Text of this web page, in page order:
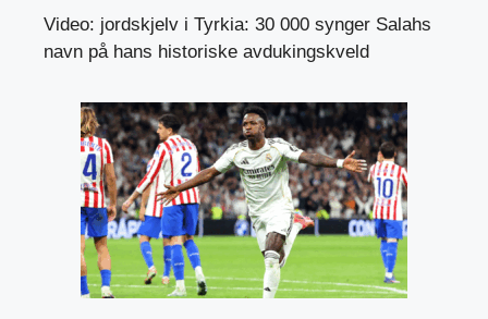
Video: jordskjelv i Tyrkia: 30 000 synger Salahs
navn på hans historiske avdukingskveld